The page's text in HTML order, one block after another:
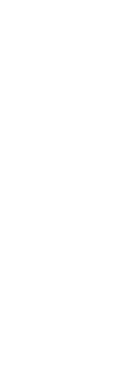
públicos y
frente a las
por lo que el
elección de
Además, la
centros
nuevo
hermanos
En cuanto a
suficientes
novedad para
Así, se
proximidad al